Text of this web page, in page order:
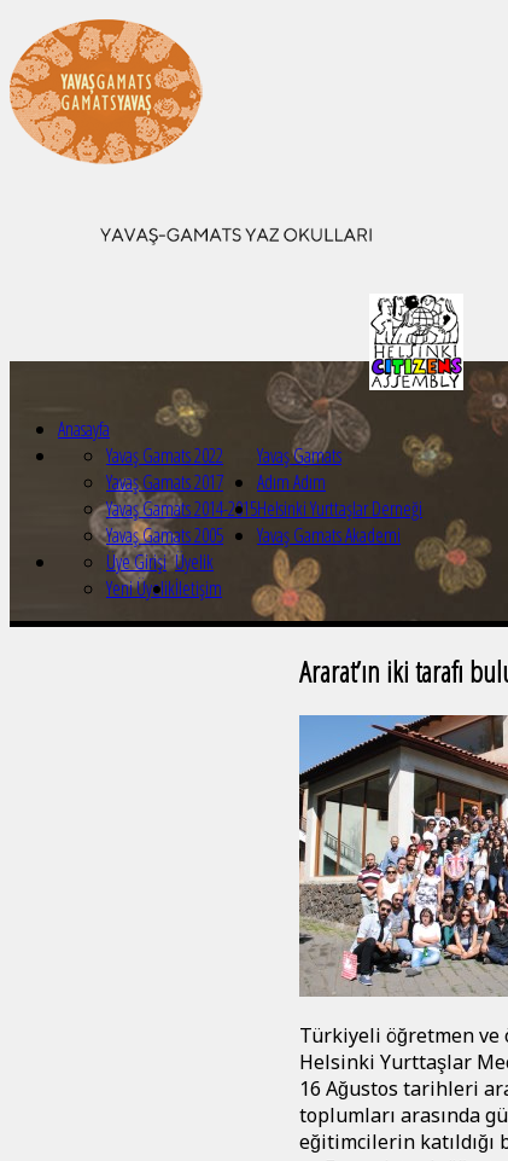
Anasayfa
Yavaş Gamats
Yavaş Gamats 2022
Yavaş Gamats 2017
Yavaş Gamats 2014-2015
Yavaş Gamats 2005
Adım Adım
Helsinki Yurttaşlar Derneği
Yavaş Gamats Akademi
Üyelik
Üye Girişi
Yeni Üyelikİletişim
Ararat’ın iki tarafı
Türkiyeli öğretmen ve
Helsinki Yurttaşlar
16 Ağustos tarihleri
toplumları arasında
eğitimcilerin katıldığı